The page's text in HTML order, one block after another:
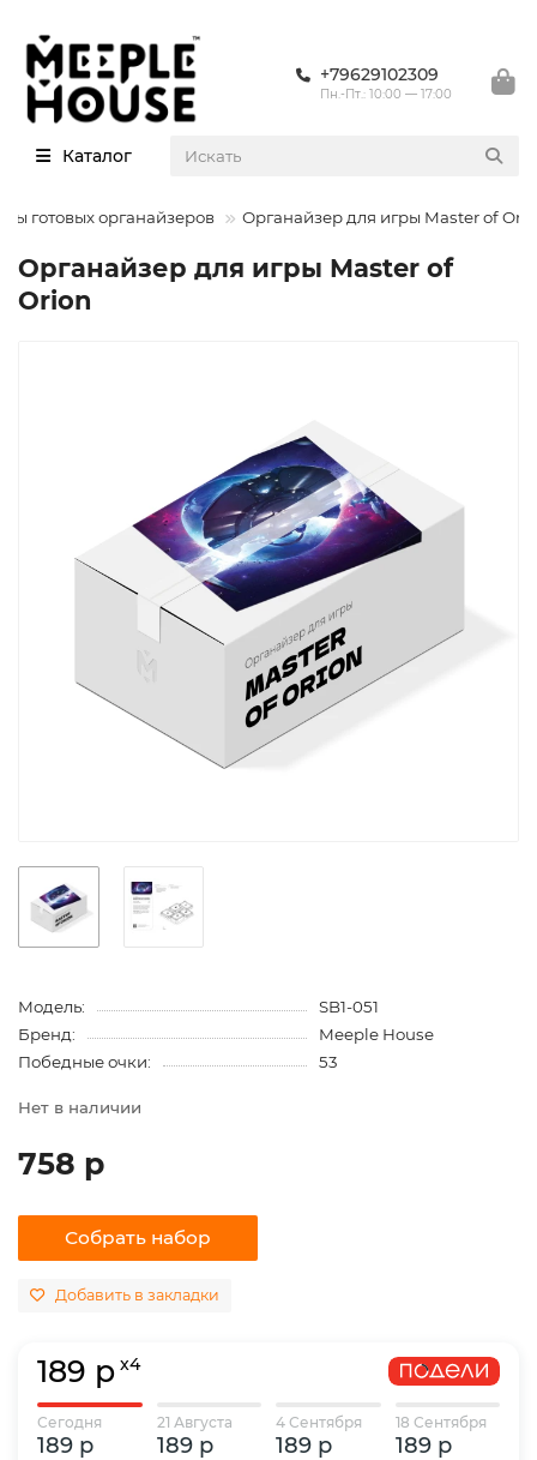
+79629102309
Пн.-Пт.: 10:00 — 17:00
Каталог
готовых органайзеров Органайзер для игры Master of
Органайзер для игры Master of
Orion
Модель:
SB1-051
Бренд:
Meeple House
Победные очки:
53
Нет в наличии
758 р
Собрать набор
Добавить в закладки
189 р x4
Сегодня
189 р
21 Августа
189 р
4 Сентября
189 р
18 Сентября
189 р